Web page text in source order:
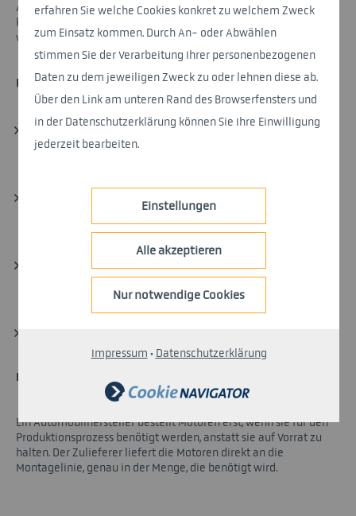
erfahren Sie welche Cookies konkret zu welchem Zweck
zum Einsatz kommen. Durch An- oder Abwählen
stimmen Sie der Verarbeitung Ihrer personenbezogenen
Daten zu dem jeweiligen Zweck zu oder lehnen diese ab.
Über den Link am unteren Rand des Browserfensters und
in der Datenschutzerklärung können Sie Ihre Einwilligung
jederzeit bearbeiten.
Einstellungen
Alle akzeptieren
Nur notwendige Cookies
Impressum · Datenschutzerklärung
Automobilindustrie wichtig, wo Fahrzeuge individuell
konfiguriert sind und die Montagereihenfolge exakt eingehalten
werden muss.
MERKMALE UND VORTEILE VON JUST-IN-TIME (JIT)
Materialien und Teile werden erst
dann geliefert, wenn sie benötigt werden
Reduzierung von Lagerkosten:
Effiziente Produktionsprozesse:Optimierung der Abläufe, um
zuverlässig und flexibel sein
BEISPIEL FÜR JUST-IN-TIME AUS DER AUTOMOBILINDUSTRIE:
Ein Automobilhersteller bestellt Motoren erst, wenn sie für den
Produktionsprozess benötigt werden, anstatt sie auf Vorrat zu
halten. Der Zulieferer liefert die Motoren direkt an die
Montagelinie, genau in der Menge, die benötigt wird.